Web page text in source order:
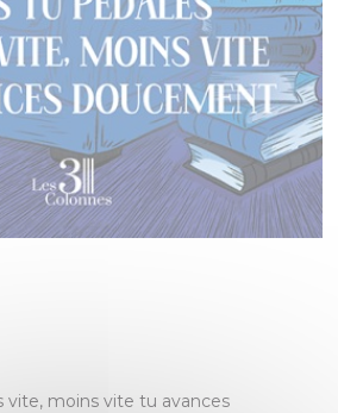
vite, moins vite tu avances